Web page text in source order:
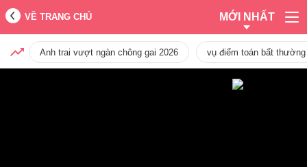
VỀ TRANG CHỦ MỚI NHẤT
Anh trai vượt ngàn chông gai 2026 vụ điểm toán bất